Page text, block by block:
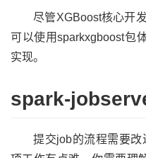
尽管XGBoost核心开
可以使用sparkxgboost包
实现。
spark-
提交job的流程需要